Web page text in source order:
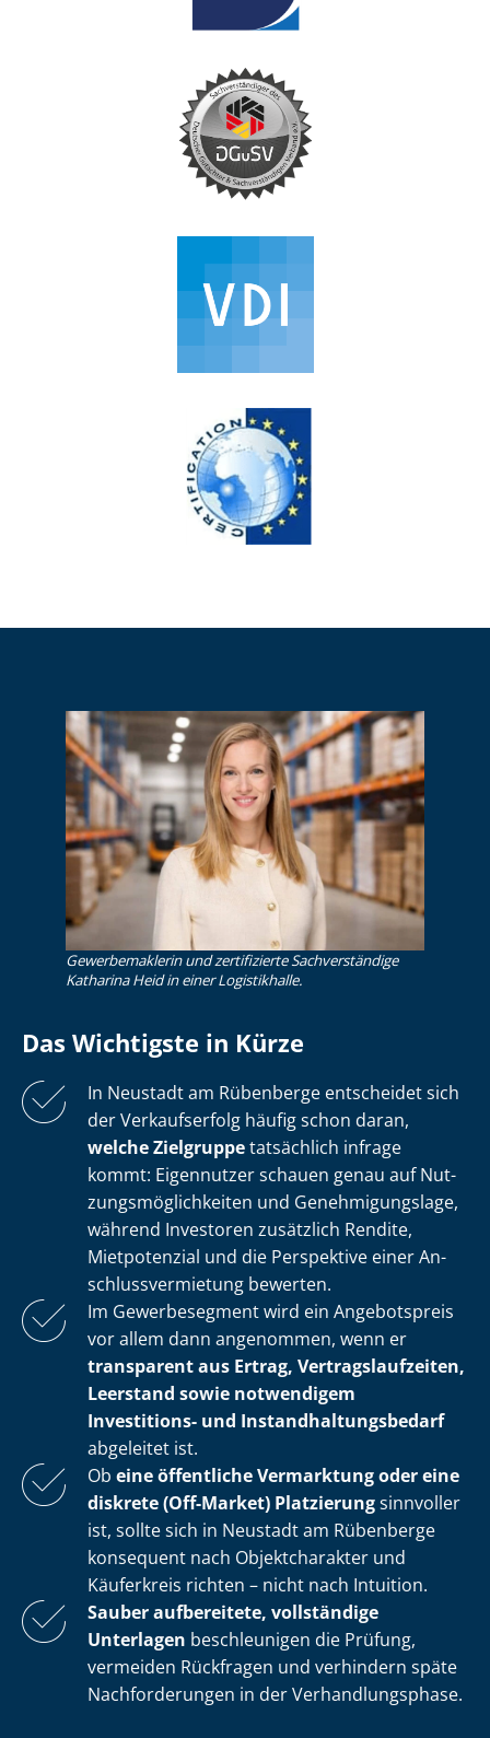
Gewerbemaklerin und zertifizierte Sachverständige
Katharina Heid in einer Logistikhalle.
Das Wichtigste in Kürze
In Neustadt am Rübenberge entscheidet sich
der Verkaufserfolg häufig schon daran,
welche Zielgruppetatsächlich infrage
kommt: Eigennutzer schauen genau auf Nut­
zungs­mög­lich­kei­ten und Ge­neh­mi­gungs­la­ge,
während Investoren zusätzlich Rendite,
Mietpotenzial und die Perspektive einer An­
schluss­ver­mie­tung bewerten.
Im Gewerbesegment wird ein Angebotspreis
vor allem dann angenommen, wenn er
transparent aus Ertrag, Ver­trags­lauf­zei­ten,
Leerstand sowie notwendigem
Investitions- und In­stand­hal­tungs­be­darf
abgeleitet ist.
Ob eine öffentliche Vermarktung oder eine
diskrete (Off-Market) Platzierungsinnvoller
ist, sollte sich in Neustadt am Rübenberge
konsequent nach Objektcharakter und
Käuferkreis richten – nicht nach Intuition.
Sauber aufbereitete, vollständige
Unterlagen beschleunigen die Prüfung,
vermeiden Rückfragen und verhindern späte
Nachforderungen in der Ver­hand­lungs­pha­se.